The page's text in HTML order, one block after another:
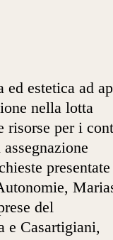
estetica ad
nella lotta
risorse per i
presentate
del
e Casartigiani,